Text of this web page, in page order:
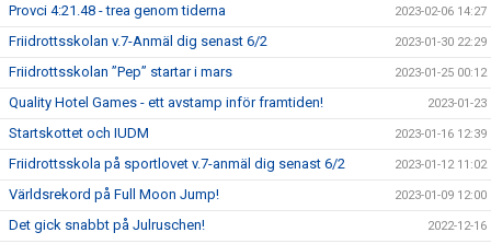
Provci 4:21.48 - trea genom tiderna 2023-02-06 14:27
Friidrottsskolan v.7-Anmäl dig senast 6/2 2023-01-30 22:29
Friidrottsskolan ”Pep” startar i mars 2023-01-25 00:12
Quality Hotel Games - ett avstamp inför framtiden! 2023-01-23
Startskottet och IUDM 2023-01-16 12:39
Friidrottsskola på sportlovet v.7-anmäl dig senast 6/2 2023-01-12 11:02
Världsrekord på Full Moon Jump! 2023-01-09 12:00
Det gick snabbt på Julruschen! 2022-12-16